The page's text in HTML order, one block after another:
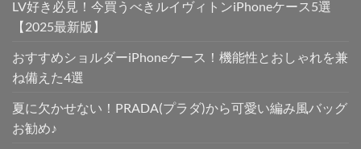
LV好き必見！今買うべきルイヴィトンiPhoneケース5選
【2025最新版】
おすすめショルダーiPhoneケース！機能性とおしゃれを兼
ね備えた4選
夏に欠かせない！PRADA(プラダ)から可愛い編み風バッグ
お勧め♪